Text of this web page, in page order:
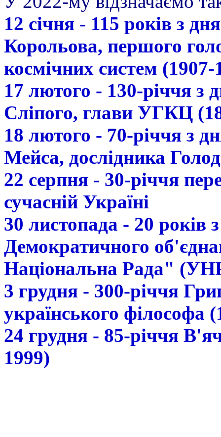
12 січня - 115 років з
Корольова, першого
космічних систем (1907-
17 лютого - 130-річчя з
Сліпого, глави УГКЦ
18 лютого - 70-річчя з
Мейса, дослідника
22 серпня - 30-річчя
сучасній Україні
30 листопада - 20 років
Демократичного
Національна Рада"
3 грудня - 300-річчя
українського філософа
24 грудня - 85-річчя
1999)